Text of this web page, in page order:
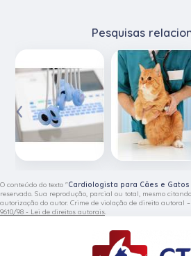
Pesquisas
‹
O conteúdo do texto "Cardiologista para Cães e
reservado. Sua reprodução, parcial ou total, mesmo
autorização do autor. Crime de violação de direito autoral
9610/98 - Lei de direitos autorais.